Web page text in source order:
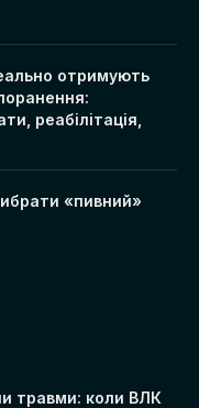
отримують
реабілітація,
«пивний»
травми: коли ВЛК